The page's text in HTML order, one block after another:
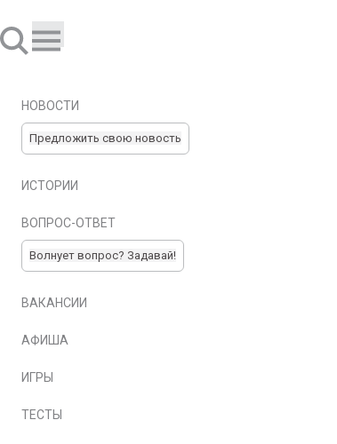
НОВОСТИ
Предложить свою новость
ИСТОРИИ
ВОПРОС-ОТВЕТ
Волнует вопрос? Задавай!
ВАКАНСИИ
АФИША
ИГРЫ
ТЕСТЫ